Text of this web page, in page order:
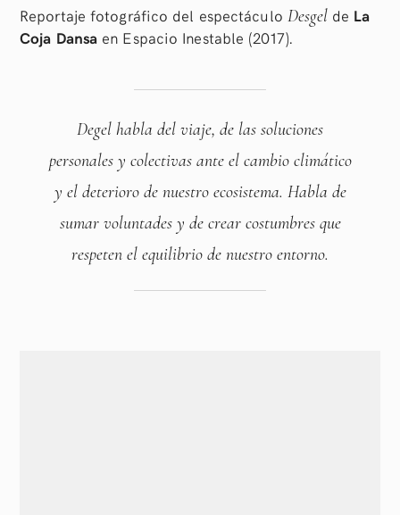
Reportaje fotográfico del espectáculo Desgelde La
Coja Dansa en Espacio Inestable (2017).
Degel habla del viaje, de las soluciones
personales y colectivas ante el cambio climático
y el deterioro de nuestro ecosistema. Habla de
sumar voluntades y de crear costumbres que
respeten el equilibrio de nuestro entorno.